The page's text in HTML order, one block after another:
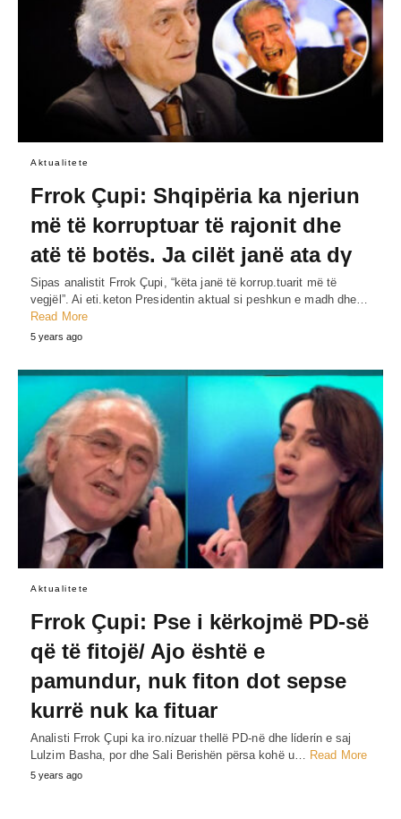
Aktualitete
Frrok Çupi: Shqipëria ka njeriun
më të korrυptυar të rajonit dhe
atë të botës. Ja cilët janë ata dγ
Sipas analistit Frrok Çupi, “këta janë të korrυp.tυarit më të
vegjël”. Ai eti.keton Presidentin aktual si peshkun e madh dhe…
Read More
5 years ago
Aktualitete
Frrok Çupi: Pse i kërkojmë PD-së
që të fitojë/ Ajo është e
pamundur, nuk fiton dot sepse
kurrë nuk ka fituar
Analisti Frrok Çupi ka iro.nίzuar thellë PD-në dhe lίderίn e saj
Lulzim Basha, por dhe Sali Berishën përsa kohë u…
Read More
5 years ago